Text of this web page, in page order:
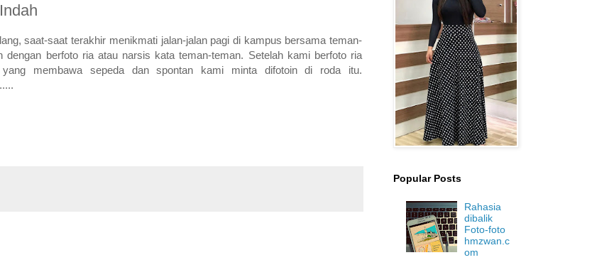
saat-saat terakhir menikmati jalan-jalan pagi di kampus bersama teman-
berfoto ria atau narsis kata teman-teman. Setelah kami berfoto ria
membawa sepeda dan spontan kami minta difotoin di roda itu.
Popular Posts
Rahasia
dibalik
Foto-foto
hmzwan.c
om